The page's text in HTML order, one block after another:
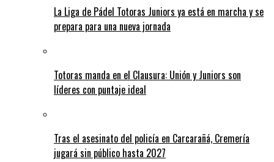
La Liga de Pádel Totoras Juniors ya está en marcha y se
prepara para una nueva jornada
Totoras manda en el Clausura: Unión y Juniors son
líderes con puntaje ideal
Tras el asesinato del policía en Carcarañá, Cremería
jugará sin público hasta 2027